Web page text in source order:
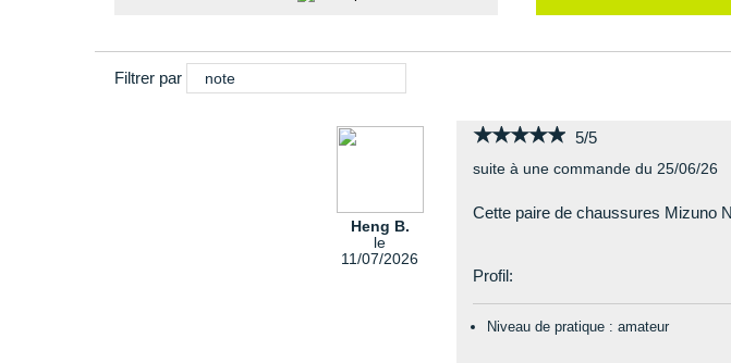
Filtrer par note
Heng B.
le
11/07/2026
★★★★★
★★★★★ 5/5
suite à une commande du 25/06/26
Cette paire de chaussures Mizuno
Profil:
Niveau de pratique : amateur